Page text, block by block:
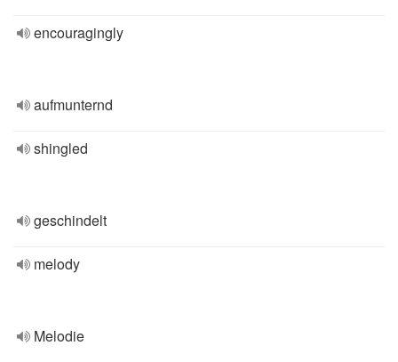
encouragingly
aufmunternd
shingled
geschindelt
melody
Melodie